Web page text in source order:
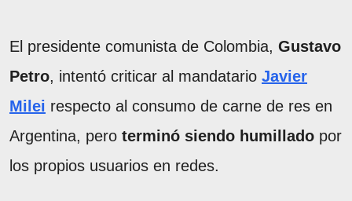
El presidente comunista de Colombia, Gustavo
Petro, intentó criticar al mandatario Javier
Milei respecto al consumo de carne de res en
Argentina, pero terminó siendo humillado por
los propios usuarios en redes.